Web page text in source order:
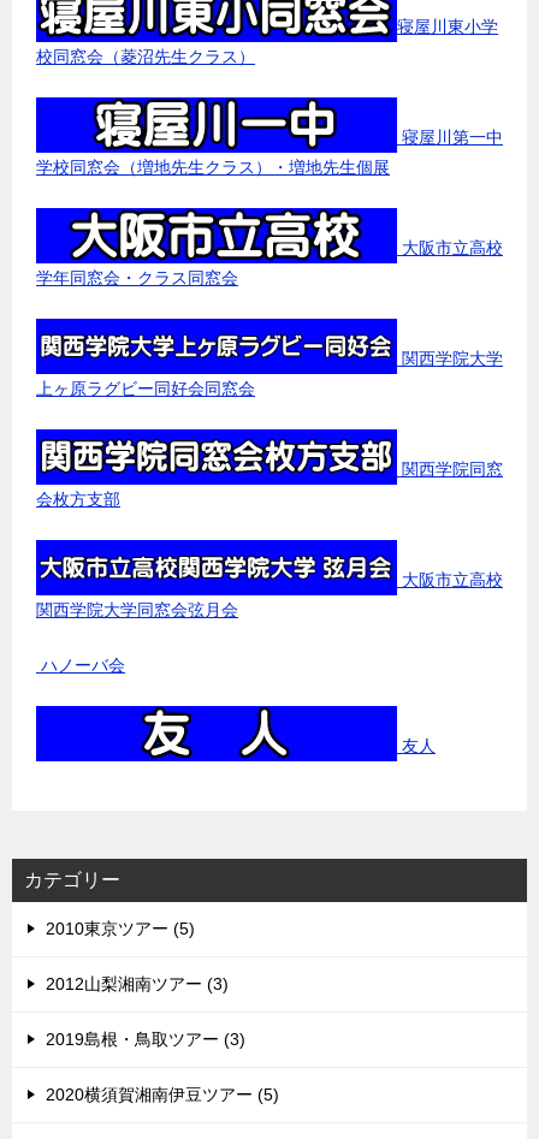
寝屋川東小学
校同窓会（菱沼先生クラス）
寝屋川第一中
学校同窓会（増地先生クラス）・増地先生個展
大阪市立高校
学年同窓会・クラス同窓会
関西学院大学
上ヶ原ラグビー同好会同窓会
関西学院同窓
会枚方支部
大阪市立高校
関西学院大学同窓会弦月会
ハノーバ会
友人
カテゴリー
2010東京ツアー (5)
2012山梨湘南ツアー (3)
2019島根・鳥取ツアー (3)
2020横須賀湘南伊豆ツアー (5)